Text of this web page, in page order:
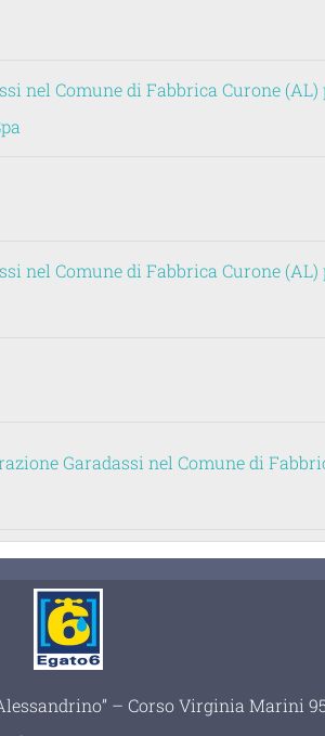
nel Comune di Fabbrica Curone
nel Comune di Fabbrica Curone
Garadassi nel Comune di
– Corso Virginia Marini